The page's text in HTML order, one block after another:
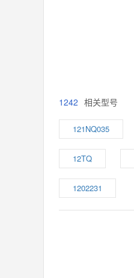
1242 相关型号
121NQ035
12TQ
1202231